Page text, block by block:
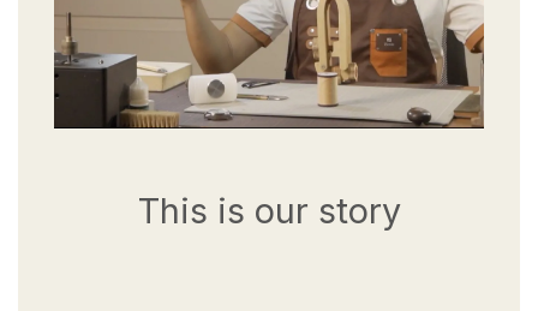
This is our story